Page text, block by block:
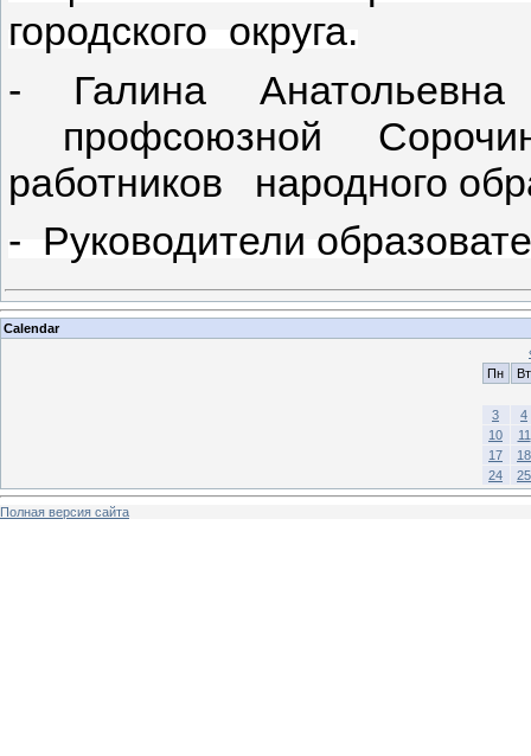
городского округа.
- Галина
профсоюзной
работников народного
- Руководители
Calendar
Пн
Вт
3
4
10
11
17
18
24
25
Полная версия сайта